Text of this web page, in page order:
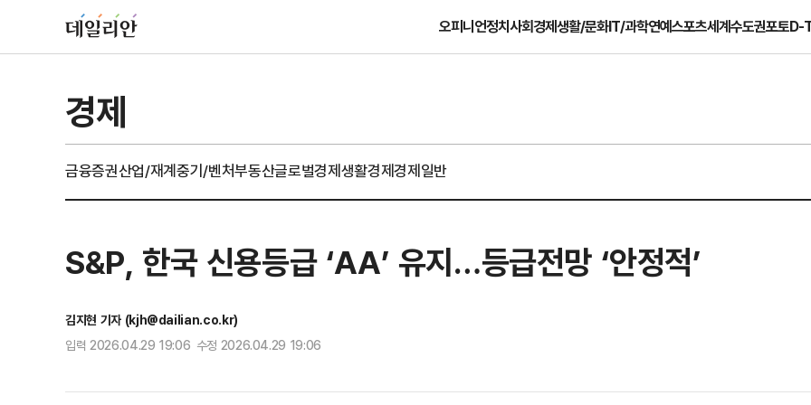
오피니언정치사회경제생활/문화IT/과학연예스포츠세계수도권포토D-
경제
금융증권산업/재계중기/벤처부동산글로벌경제생활경제경제일반
S&P, 한국 신용등급 ‘AA’ 유지…등급전망 ‘안정적’
김지현 기자 (kjh@dailian.co.kr)
입력 2026.04.29 19:06 수정 2026.04.29 19:06